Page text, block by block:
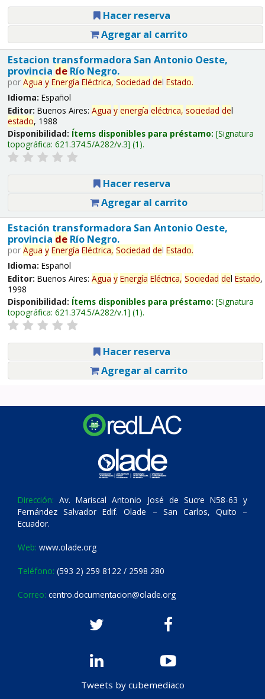
Hacer reserva
Agregar al carrito
Estacion transformadora San Antonio Oeste,
provincia deRío Negro.
por Agua y Energía Eléctrica, Sociedad del Estado.
Idioma: Español
Editor: Buenos Aires: Agua y energía eléctrica, sociedad del
estado, 1988
Disponibilidad: Ítems disponibles para préstamo: Signatura
topográfica: 621.374.5/A282/v.3 (1).
Hacer reserva
Agregar al carrito
Estación transformadora San Antonio Oeste,
provincia deRío Negro.
por Agua y Energía Eléctrica, Sociedad del Estado.
Idioma: Español
Editor: Buenos Aires: Agua y Energía Eléctrica, Sociedad del Estado,
1998
Disponibilidad: Ítems disponibles para préstamo: Signatura
topográfica: 621.374.5/A282/v.1 (1).
Hacer reserva
Agregar al carrito
Dirección: Av. Mariscal Antonio José de Sucre N58-63 y
Fernández Salvador Edif. Olade – San Carlos, Quito –
Ecuador.
Web: www.olade.org
Teléfono: (593 2) 259 8122 / 2598 280
Correo: centro.documentacion@olade.org
Tweets by cubemediaco